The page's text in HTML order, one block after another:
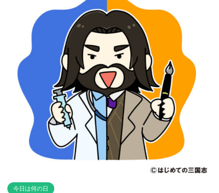
今日は何の日